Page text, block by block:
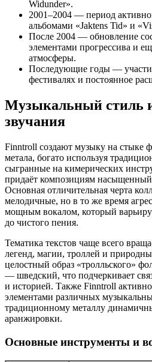
Widunder».
2001–2004 — период
альбомами «Jaktens Tid» и
После 2004 — обновление
элементами прогрессива и
атмосферы.
Последующие годы —
фестивалях и постоянное
Музыкальный стиль
звучания
Finntroll создают музыку на стыке
метала, богато используя
сыгранные на кимерических
придаёт композициям
Основная отличительная черта
мелодичные, но в то же время
мощным вокалом, который
до чистого пения.
Тематика текстов чаще всего
легенд, магии, троллей и
целостный образ «тролльского»
— шведский, что подчеркивает
и историей. Также Finntroll
элементами различных
традиционному металлу
аранжировки.
Основные инструменты и